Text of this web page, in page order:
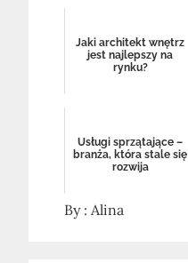
Jaki architekt wnętrz
jest najlepszy na
rynku?
Usługi sprzątające –
branża, która stale się
rozwija
By : Alina